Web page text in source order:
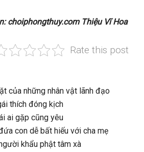
choiphongthuy.com Thiệu Vĩ Hoa
Rate this post
của những nhân vật lãnh đạo
thích đóng kịch
ai gặp cũng yêu
con dễ bất hiếu với cha mẹ
khẩu phật tâm xà